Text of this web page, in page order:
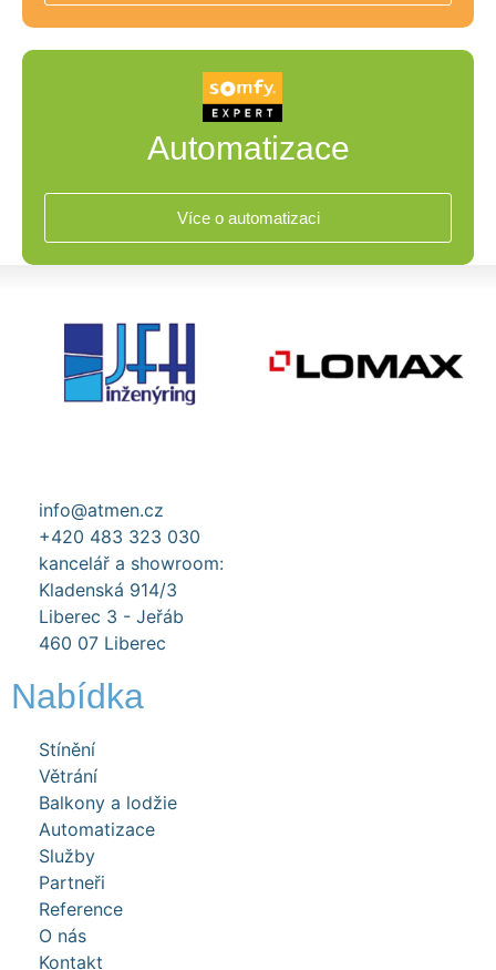
Automatizace
Více o automatizaci
info@atmen.cz
+420 483 323 030
kancelář a showroom:
Kladenská 914/3
Liberec 3 - Jeřáb
460 07 Liberec
Nabídka
Stínění
Větrání
Balkony a lodžie
Automatizace
Služby
Partneři
Reference
O nás
Kontakt